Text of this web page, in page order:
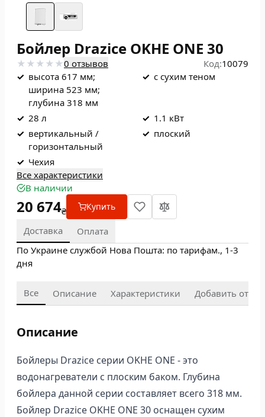
Бойлер Drazice OKHE ONE 30
0 отзывов Код:10079
✓ высота 617 мм;
ширина 523 мм;
глубина 318 мм
✓ с сухим теном
✓ 28 л ✓ 1.1 кВт
✓ вертикальный /
горизонтальный
✓ плоский
✓ Чехия
Все характеристики
В наличии
20 674₴ Купить
Доставка
Оплата
По Украине службой Нова Пошта: по тарифам., 1-3
дня
Все Описание Характеристики Добавить отзыв
Описание
Бойлеры Drazice серии OKHE ONE - это
водонагреватели с плоским баком. Глубина
бойлера данной серии составляет всего 318 мм.
Бойлер Drazice OKHE ONE 30 оснащен сухим